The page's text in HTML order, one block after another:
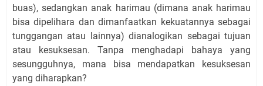
buas), sedangkan anak harimau (dimana anak harimau
bisa dipelihara dan dimanfaatkan kekuatannya sebagai
tunggangan atau lainnya) dianalogikan sebagai tujuan
atau kesuksesan. Tanpa menghadapi bahaya yang
sesungguhnya, mana bisa mendapatkan kesuksesan
yang diharapkan?